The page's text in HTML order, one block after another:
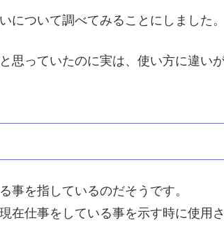
について調べてみることにしました。
思っていたのに実は、使い方に違い
事を指しているのだそうです。
仕事をしている事を示す時に使用さ